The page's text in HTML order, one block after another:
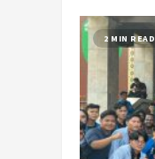
2 MIN READ